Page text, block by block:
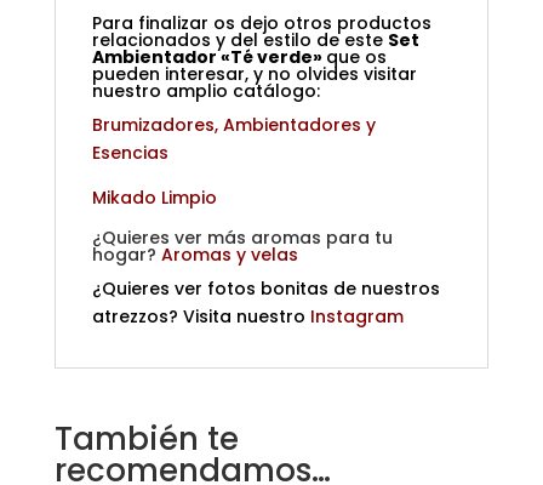
Para finalizar os dejo otros productos
relacionados y del estilo de este Set
Ambientador «Té verde» que os
pueden interesar, y no olvides visitar
nuestro amplio catálogo:
Brumizadores, Ambientadores y
Esencias
Mikado Limpio
¿Quieres ver más aromas para tu
hogar? Aromas y velas
¿Quieres ver fotos bonitas de nuestros
atrezzos? Visita nuestro Instagram
También te
recomendamos…